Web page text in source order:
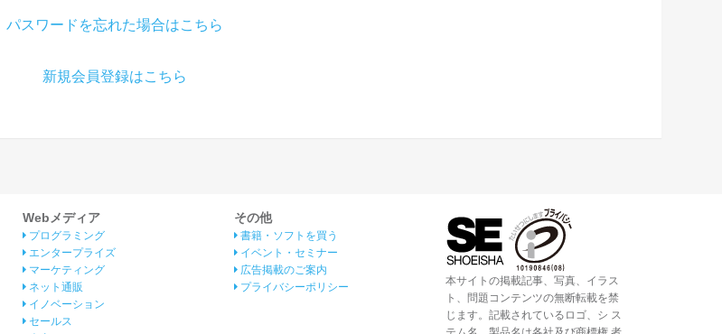
パスワードを忘れた場合はこちら
新規会員登録はこちら
Webメディア
プログラミング
エンタープライズ
マーケティング
ネット通販
イノベーション
セールス
その他
書籍・ソフトを買う
イベント・セミナー
広告掲載のご案内
プライバシーポリシー
本サイトの掲載記事、写真、イラス
ト、問題コンテンツの無断転載を禁
じます。記載されているロゴ、シ ス